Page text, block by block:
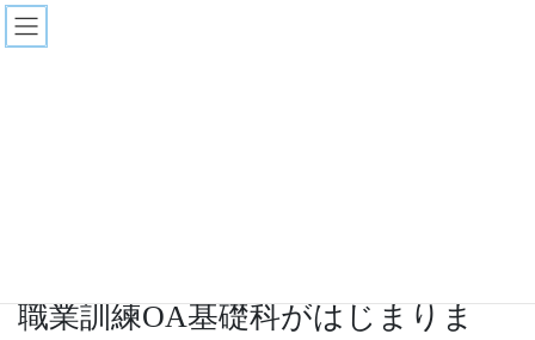
コ
ン
ナ
ビ
職業訓練OA基礎科がはじまりま